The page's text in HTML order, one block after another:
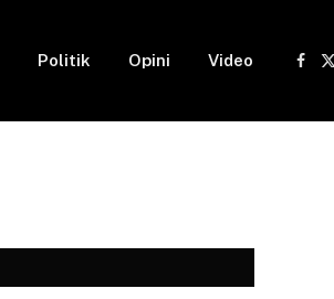
Politik Opini Video